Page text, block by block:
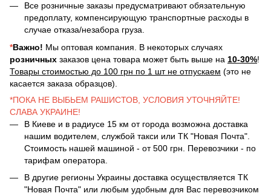
Все розничные заказы предусматривают обязательную
предоплату, компенсирующую транспортные расходы в
случае отказа/незабора груза.
*Важно! Мы оптовая компания. В некоторых случаях
розничных заказов цена товара может быть выше на 10-30%!
Товары стоимостью до 100 грн по 1 шт не отпускаем (это не
касается заказа образцов).
*ПОКА НЕ ВЫБЬЕМ РАШИСТОВ, УСЛОВИЯ УТОЧНЯЙТЕ!
СЛАВА УКРАИНЕ!
В Киеве и в радиусе 15 км от города возможна доставка
нашим водителем, службой такси или ТК "Новая Почта".
Стоимость нашей машиной - от 500 грн. Перевозчики - по
тарифам оператора.
В другие регионы Украины доставка осуществляется ТК
"Новая Почта" или любым удобным для Вас перевозчиком